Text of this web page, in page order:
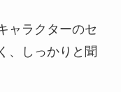
ャラクターのセ
、しっかりと聞